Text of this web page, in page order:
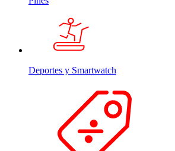
Deportes y Smartwatch